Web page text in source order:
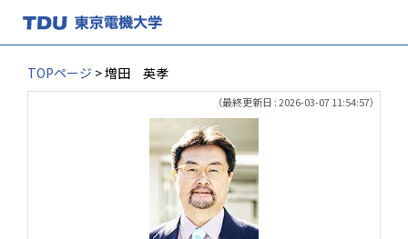
TOPページ > 増田 英孝
（最終更新日 : 2026-03-07 11:54:57）